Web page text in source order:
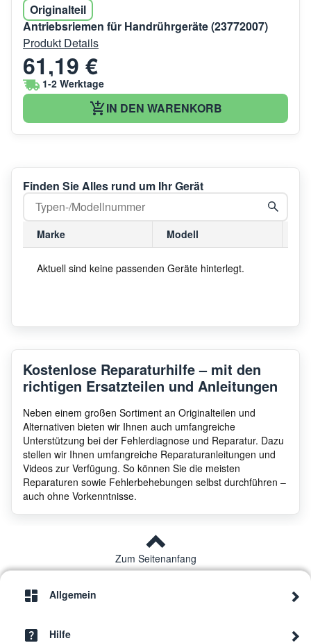
Originalteil
Antriebsriemen für Handrührgeräte (23772007)
Produkt Details
61,19 €
1-2 Werktage
IN DEN WARENKORB
Finden Sie Alles rund um Ihr Gerät
Marke Modell
Aktuell sind keine passenden Geräte hinterlegt.
Kostenlose Reparaturhilfe – mit den
richtigen Ersatzteilen und Anleitungen
Neben einem großen Sortiment an Originalteilen und
Alternativen bieten wir Ihnen auch umfangreiche
Unterstützung bei der Fehlerdiagnose und Reparatur. Dazu
stellen wir Ihnen umfangreiche Reparaturanleitungen und
Videos zur Verfügung. So können Sie die meisten
Reparaturen sowie Fehlerbehebungen selbst durchführen –
auch ohne Vorkenntnisse.
Zum Seitenanfang
Allgemein
Hilfe